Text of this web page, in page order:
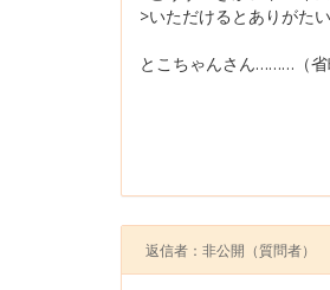
>いただけるとありがたい
とこちゃんさん………（
返信者：非公開 （質問者）